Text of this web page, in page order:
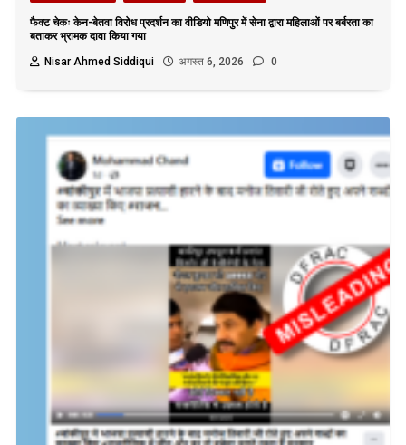
फैक्ट चेकः केन-बेतवा विरोध प्रदर्शन का वीडियो मणिपुर में सेना द्वारा महिलाओं पर बर्बरता का
बताकर भ्रामक दावा किया गया
Nisar Ahmed Siddiqui
अगस्त 6, 2026 0